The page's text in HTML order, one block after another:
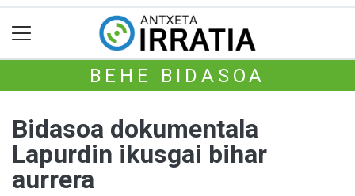
BEHE BIDASOA
Bidasoa dokumentala
Lapurdin ikusgai bihar
aurrera